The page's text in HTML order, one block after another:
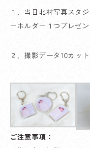
１．当日北村写真スタ
ーホルダー１つプレゼン
２．撮影データ10カッ
ご注意事項：